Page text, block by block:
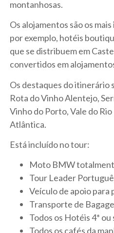
montanhosas.
Os alojamentos são os
por exemplo, hotéis
que se distribuem em
convertidos em
Os destaques do itinerário
Rota do Vinho Alentejo,
Vinho do Porto, Vale do
Atlântica.
Está incluído no tour:
Moto BMW
Tour Leader
Veículo de apoio para
Transporte de
Todos os Hotéis 4*
Todos os cafés da